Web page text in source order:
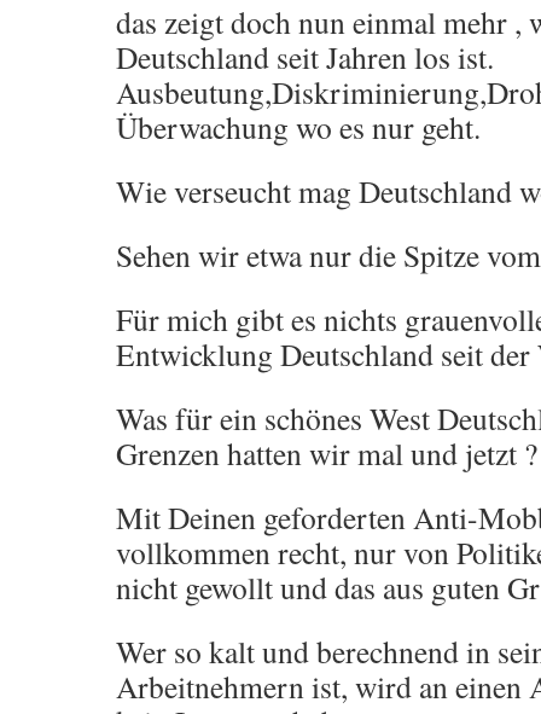
das zeigt doch nun einmal mehr ,
Deutschland seit Jahren los ist.
Überwachung wo es nur geht.
Wie verseucht mag Deutschland
Sehen wir etwa nur die Spitze
Für mich gibt es nichts
Entwicklung Deutschland seit der
Was für ein schönes West
Grenzen hatten wir mal und jetzt
Mit Deinen geforderten Anti-
vollkommen recht, nur von
nicht gewollt und das aus guten
Wer so kalt und berechnend in
Arbeitnehmern ist, wird an einen